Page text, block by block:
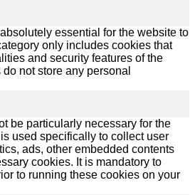
essential for the website to
only includes cookies that
and security features of the
not store any personal
be particularly necessary for the
used specifically to collect user
ads, other embedded contents
cookies. It is mandatory to
to running these cookies on your